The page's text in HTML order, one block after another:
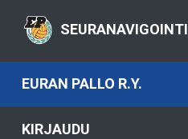
SEURANAVIGOINTI
EURAN PALLO R.Y.
KIRJAUDU